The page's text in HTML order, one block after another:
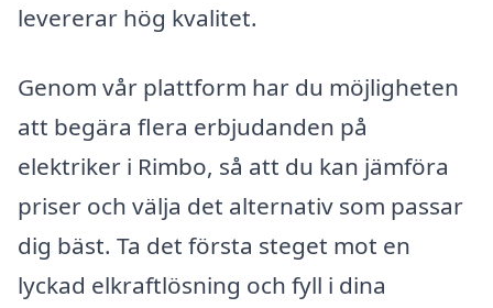
levererar hög kvalitet.
Genom vår plattform har du möjligheten
att begära flera erbjudanden på
elektriker i Rimbo, så att du kan jämföra
priser och välja det alternativ som passar
dig bäst. Ta det första steget mot en
lyckad elkraftlösning och fyll i dina